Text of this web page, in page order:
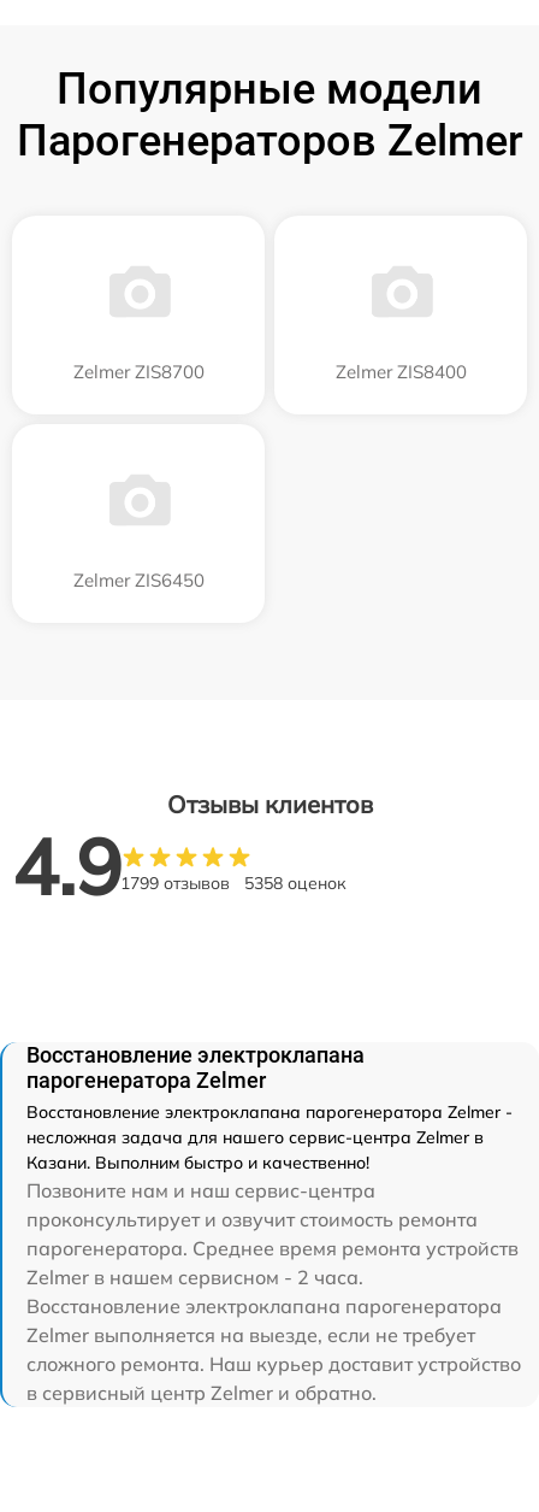
Популярные модели
Парогенераторов Zelmer
Zelmer ZIS8700 Zelmer ZIS8400
Zelmer ZIS6450
Отзывы клиентов
4.91799 отзывов 5358 оценок
Восстановление электроклапана
парогенератора Zelmer
Восстановление электроклапана парогенератора Zelmer -
несложная задача для нашего сервис-центра Zelmer в
Казани. Выполним быстро и качественно!
Позвоните нам и наш сервис-центра
проконсультирует и озвучит стоимость ремонта
парогенератора. Среднее время ремонта устройств
Zelmer в нашем сервисном - 2 часа.
Восстановление электроклапана парогенератора
Zelmer выполняется на выезде, если не требует
сложного ремонта. Наш курьер доставит устройство
в сервисный центр Zelmer и обратно.